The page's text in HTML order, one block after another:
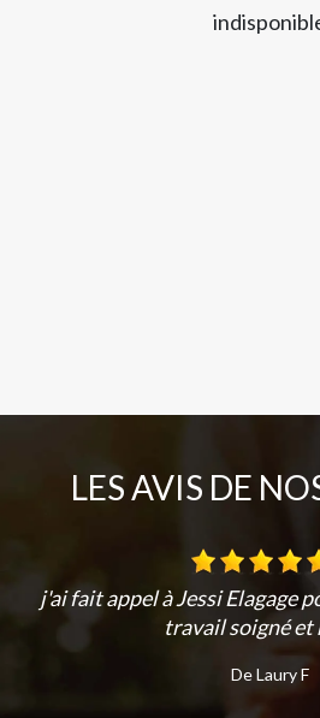
LES AVIS DE
j'ai fait appel à Jessi Elagage
travail soigné et
De Laury F